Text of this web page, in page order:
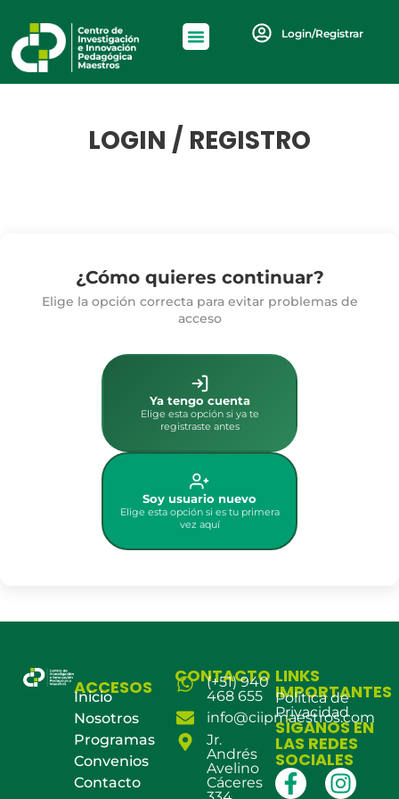
Login/Registrar
LOGIN / REGISTRO
¿Cómo quieres continuar?
Elige la opción correcta para evitar problemas de
acceso
Ya tengo cuenta
Elige esta opción si ya te
registraste antes
Soy usuario nuevo
Elige esta opción si es tu primera
vez aquí
ACCESOS
Inicio
Nosotros
Programas
Convenios
Contacto
CONTACTO
(+51) 940
468 655
info@ciipmaestros.com
Jr.
Andrés
Avelino
Cáceres
LINKS
IMPORTANTES
Política de
Privacidad
SÍGANOS EN
LAS REDES
SOCIALES